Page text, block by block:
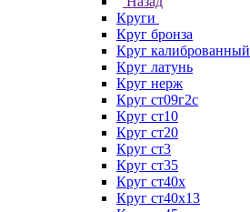
Круги
Круг бронза
Круг калиброванный
Круг латунь
Круг нерж
Круг ст09г2с
Круг ст10
Круг ст20
Круг ст3
Круг ст35
Круг ст40х
Круг ст40х13